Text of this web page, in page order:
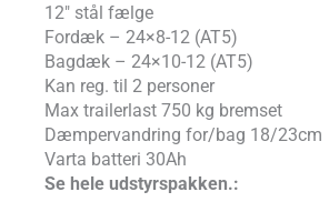
12″ stål fælge
Fordæk – 24×8-12 (AT5)
Bagdæk – 24×10-12 (AT5)
Kan reg. til 2 personer
Max trailerlast 750 kg bremset
Dæmpervandring for/bag 18/23cm
Varta batteri 30Ah
Se hele udstyrspakken.: